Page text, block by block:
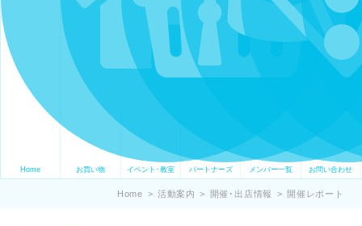
Home お買い物 イベント･教室 パートナーズ メンバー一覧 お問い合わせ
Home > 活動案内 > 開催･出店情報 > 開催レポート